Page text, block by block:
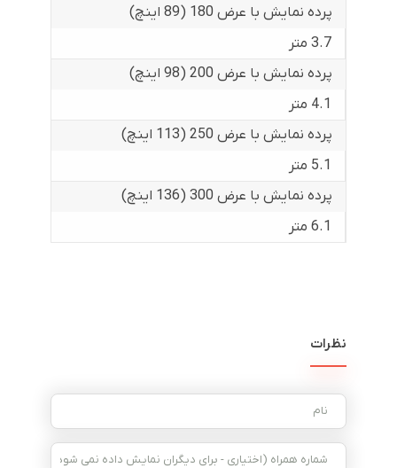
پرده نمایش با عرض 180 (89 اینچ)
3.7 متر
پرده نمایش با عرض 200 (98 اینچ)
4.1 متر
پرده نمایش با عرض 250 (113 اینچ)
5.1 متر
پرده نمایش با عرض 300 (136 اینچ)
6.1 متر
نظرات